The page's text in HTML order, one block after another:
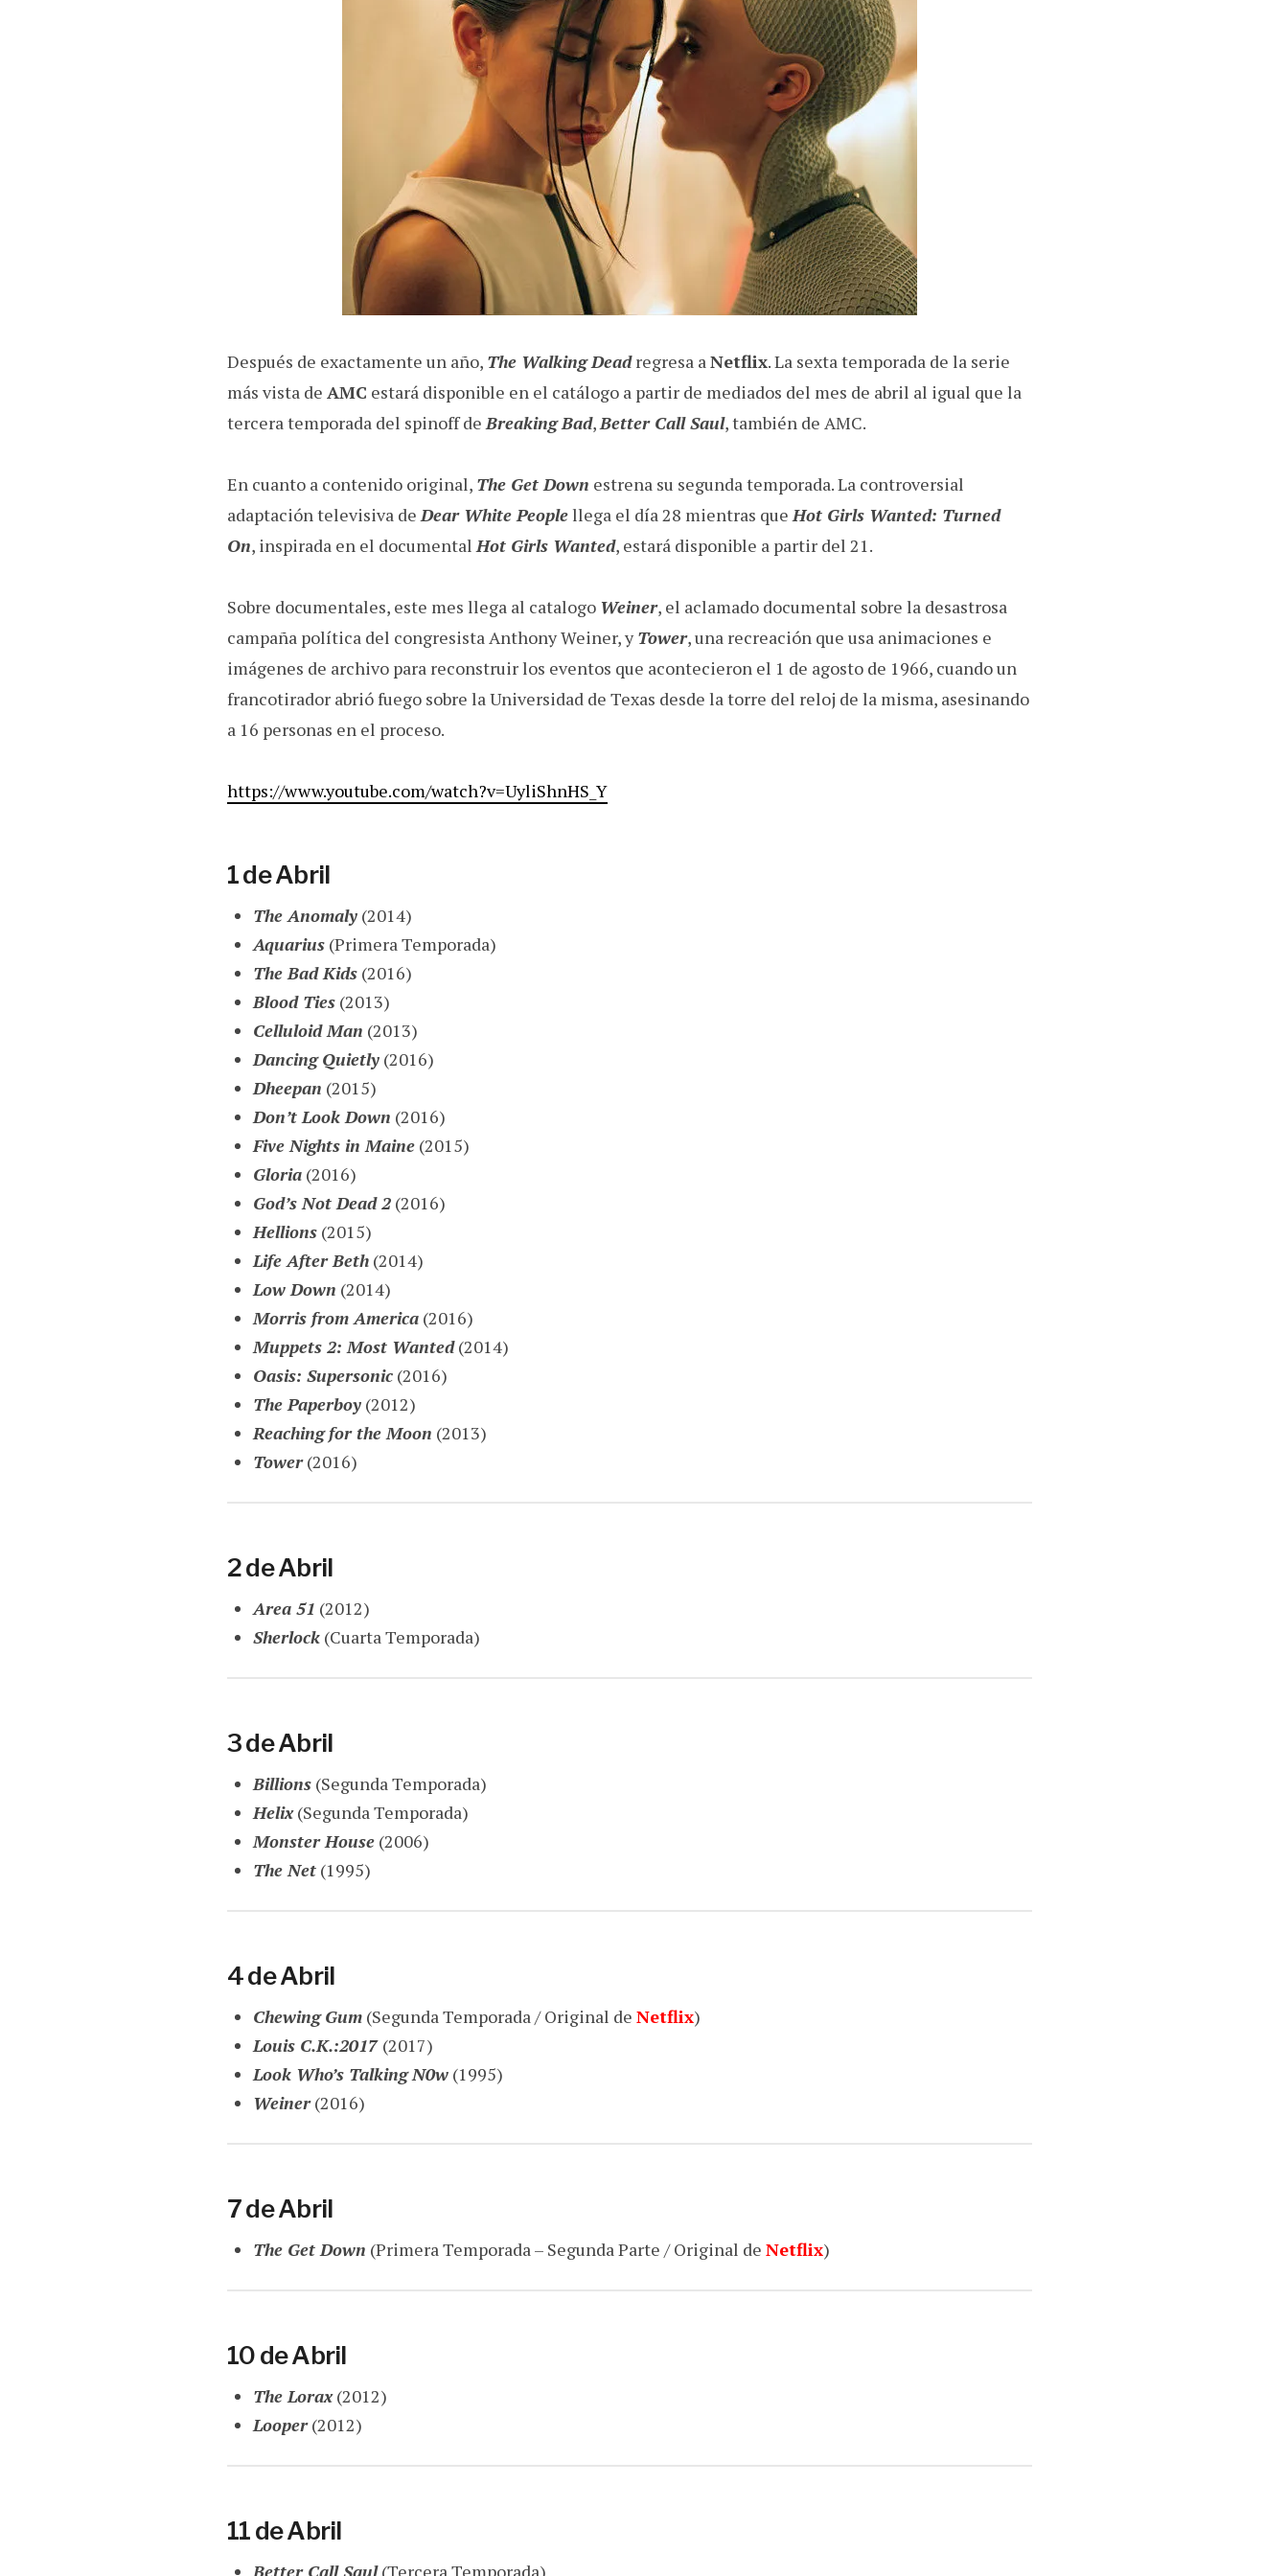
Después de exactamente un año, The Walking Deadregresa aNetflix. La sexta temporada de la serie
más vista de AMC estará disponible en el catálogo a partir de mediados del mes de abril al igual que la
tercera temporada del spinoff deBreaking Bad,Better Call Saul, también de AMC.
En cuanto a contenido original, The Get Down estrena su segunda temporada. La controversial
adaptación televisiva deDear White Peoplellega el día 28 mientras queHot Girls Wanted: Turned
On, inspirada en el documentalHot Girls Wanted, estará disponible a partir del 21.
Sobre documentales, este mes llega al catalogo Weiner, el aclamado documental sobre la desastrosa
campaña política del congresista Anthony Weiner, yTower, una recreación que usa animaciones e
imágenes de archivo para reconstruir los eventos que acontecieron el 1 de agosto de 1966, cuando un
francotirador abrió fuego sobre la Universidad de Texas desde la torre del reloj de la misma, asesinando
a 16 personas en el proceso.
https://www.youtube.com/watch?v=UyliShnHS_Y
1 de Abril
The Anomaly (2014)
Aquarius (Primera Temporada)
The Bad Kids (2016)
Blood Ties (2013)
Celluloid Man (2013)
Dancing Quietly (2016)
Dheepan (2015)
Don’t Look Down (2016)
Five Nights in Maine (2015)
Gloria (2016)
God’s Not Dead 2 (2016)
Hellions (2015)
Life After Beth (2014)
Low Down (2014)
Morris from America (2016)
Muppets 2: Most Wanted(2014)
Oasis: Supersonic (2016)
The Paperboy (2012)
Reaching for the Moon (2013)
Tower(2016)
2 de Abril
Area 51 (2012)
Sherlock (Cuarta Temporada)
3 de Abril
Billions (Segunda Temporada)
Helix(Segunda Temporada)
Monster House (2006)
The Net (1995)
4 de Abril
Chewing Gum (Segunda Temporada / Original de Netflix)
Louis C.K.:2017 (2017)
Look Who’s Talking N0w (1995)
Weiner(2016)
7 de Abril
The Get Down (Primera Temporada – Segunda Parte / Original de Netflix)
10 de Abril
The Lorax(2012)
Looper(2012)
11 de Abril
Better Call Saul(Tercera Temporada)